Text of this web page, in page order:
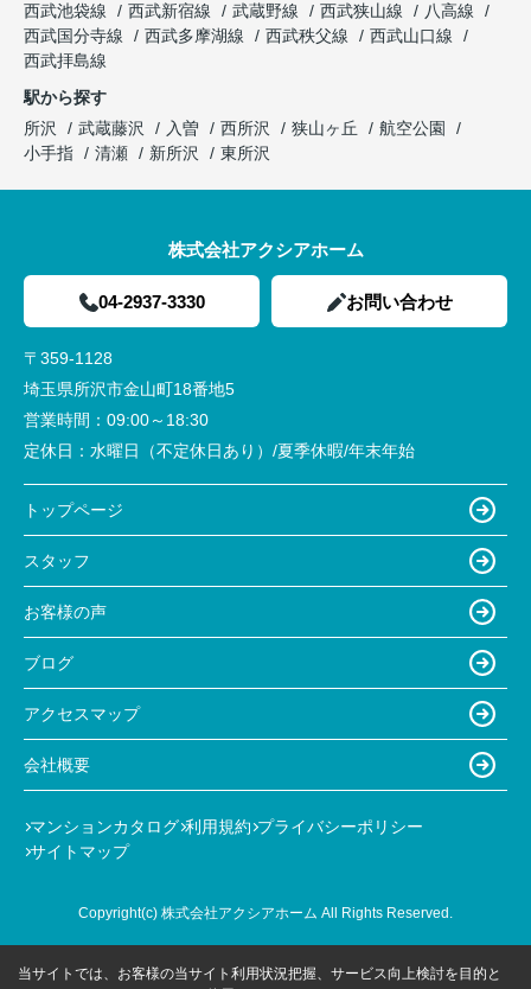
西武池袋線
西武新宿線 武蔵野線 西武狭山線
八高線
西武国分寺線
西武多摩湖線 西武秩父線
西武山口線
西武拝島線
駅から探す
所沢
武蔵藤沢 入曽 西所沢 狭山ヶ丘
航空公園
小手指
清瀬 新所沢 東所沢
株式会社アクシアホーム
04-2937-3330 お問い合わせ
〒359-1128
埼玉県所沢市金山町18番地5
営業時間： 09:00～18:30
定休日： 水曜日（不定休日あり）/夏季休暇/年末年始
トップページ
スタッフ
お客様の声
ブログ
アクセスマップ
会社概要
マンションカタログ 利用規約 プライバシーポリシー
サイトマップ
Copyright(c) 株式会社アクシアホーム All Rights Reserved.
当サイトでは、お客様の当サイト利用状況把握、サービス向上検討を目的と